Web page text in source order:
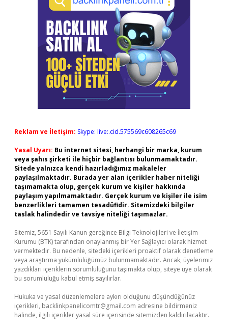
Reklam ve İletişim: Skype: live:.cid.575569c608265c69
Yasal Uyarı: Bu internet sitesi, herhangi bir marka, kurum
veya şahıs şirketi ile hiçbir bağlantısı bulunmamaktadır.
Sitede yalnızca kendi hazırladığımız makaleler
paylaşılmaktadır. Burada yer alan içerikler haber niteliği
taşımamakta olup, gerçek kurum ve kişiler hakkında
paylaşım yapılmamaktadır. Gerçek kurum ve kişiler ile isim
benzerlikleri tamamen tesadüfidir. Sitemizdeki bilgiler
taslak halindedir ve tavsiye niteliği taşımazlar.
Sitemiz, 5651 Sayılı Kanun gereğince Bilgi Teknolojileri ve İletişim
Kurumu (BTK) tarafından onaylanmış bir Yer Sağlayıcı olarak hizmet
vermektedir. Bu nedenle, sitedeki içerikleri proaktif olarak denetleme
veya araştırma yükümlülüğümüz bulunmamaktadır. Ancak, üyelerimiz
yazdıkları içeriklerin sorumluluğunu taşımakta olup, siteye üye olarak
bu sorumluluğu kabul etmiş sayılırlar.
Hukuka ve yasal düzenlemelere aykırı olduğunu düşündüğünüz
içerikleri, backlinkpanelicomtr@gmail.com adresine bildirmeniz
halinde, ilgili içerikler yasal süre içerisinde sitemizden kaldırılacaktır.